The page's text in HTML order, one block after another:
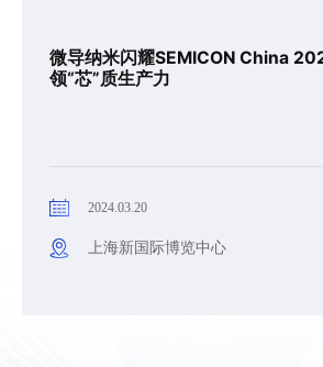
微导纳米闪耀SEMICON China
领“芯”质生产力
2024.03.20
上海新国际博览中心